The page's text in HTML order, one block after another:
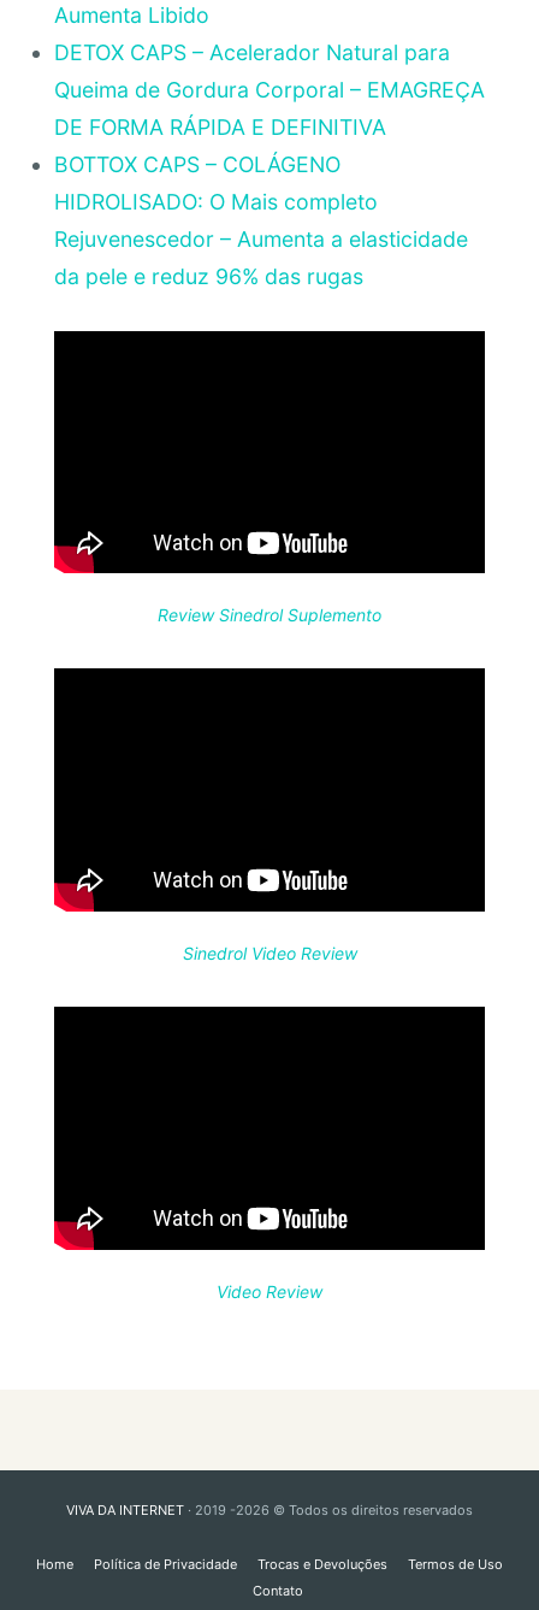
Aumenta Libido
DETOX CAPS – Acelerador Natural para
Queima de Gordura Corporal – EMAGREÇA
DE FORMA RÁPIDA E DEFINITIVA
BOTTOX CAPS – COLÁGENO
HIDROLISADO: O Mais completo
Rejuvenescedor – Aumenta a elasticidade
da pele e reduz 96% das rugas
Review Sinedrol Suplemento
Sinedrol Video Review
Video Review
VIVA DA INTERNET · 2019 -2026 © Todos os direitos reservados
Home Política de Privacidade Trocas e Devoluções
Termos de Uso
Contato